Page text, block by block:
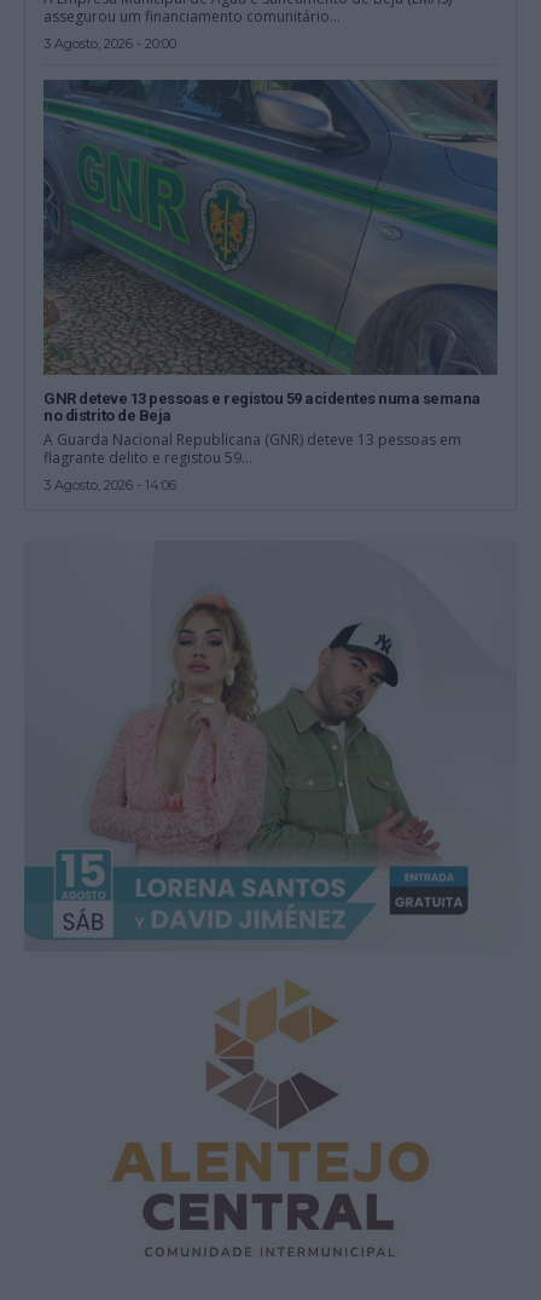
assegurou um financiamento comunitário...
3 Agosto, 2026 - 20:00
GNR deteve 13 pessoas e registou 59 acidentes numa semana
no distrito de Beja
A Guarda Nacional Republicana (GNR) deteve 13 pessoas em
flagrante delito e registou 59...
3 Agosto, 2026 - 14:06